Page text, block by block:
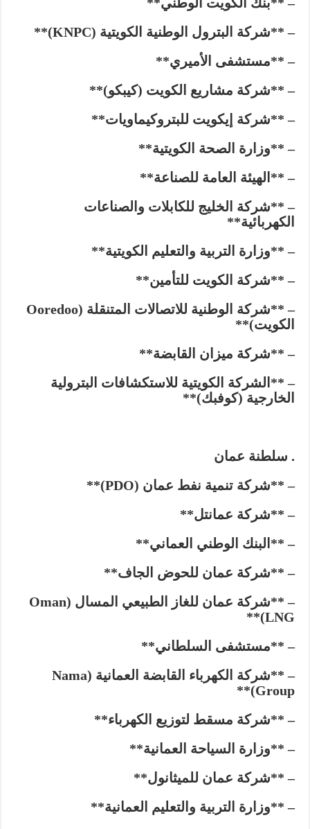
– **شركة البترول الوطنية الكويتية (KNPC)**
– **مستشفى الأميري**
– **شركة مشاريع الكويت (كيبكو)**
– **شركة إيكويت للبتروكيماويات**
– **وزارة الصحة الكويتية**
– **الهيئة العامة للصناعة**
– **شركة الخليج للكابلات والصناعات
الكهربائية**
– **وزارة التربية والتعليم الكويتية**
– **شركة الكويت للتأمين**
– **شركة الوطنية للاتصالات المتنقلة (Ooredoo
الكويت)**
– **شركة ميزان القابضة**
– **الشركة الكويتية للاستكشافات البترولية
الخارجية (كوفبك)**
. سلطنة عمان
– **شركة تنمية نفط عمان (PDO)**
– **شركة عمانتل**
– **البنك الوطني العماني**
– **شركة عمان للحوض الجاف**
– **شركة عمان للغاز الطبيعي المسال (Oman
LNG)**
– **مستشفى السلطاني**
– **شركة الكهرباء القابضة العمانية (Nama
Group)**
– **شركة مسقط لتوزيع الكهرباء**
– **وزارة السياحة العمانية**
– **شركة عمان للميثانول**
– **وزارة التربية والتعليم العمانية**